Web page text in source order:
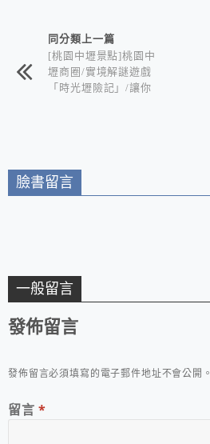
相連文章同分類上一篇
[桃園中壢景點]桃園中
壢商圈/實境解謎遊戲
「時光壢險記」/讓你
臉書留言
一般留言
發佈留言
發佈留言必須填寫的電子郵件地址不會公開。
留言 *